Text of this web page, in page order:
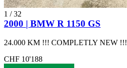
1 /32
2000 | BMW R 1150 GS
24.000 KM !!! COMPLETLY NEW !!!
CHF 10'188